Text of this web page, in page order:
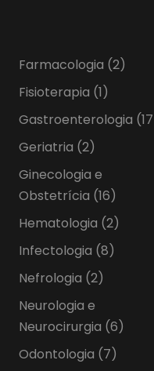
Farmacologia (2)
Fisioterapia (1)
Gastroenterologia
Geriatria (2)
Ginecologia e
Obstetrícia (16)
Hematologia (2)
Infectologia (8)
Nefrologia (2)
Neurologia e
Neurocirurgia (6)
Odontologia (7)